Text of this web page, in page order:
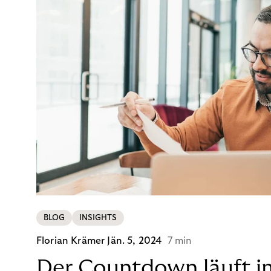
BLOG INSIGHTS
Florian Krämer Jän. 5, 2024 7 min